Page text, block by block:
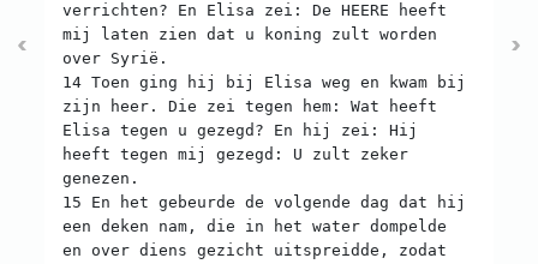
verrichten? En Elisa zei: De HEERE heeft
mij laten zien dat u koning zult worden
over Syrië.
14 Toen ging hij bij Elisa weg en kwam bij
zijn heer. Die zei tegen hem: Wat heeft
Elisa tegen u gezegd? En hij zei: Hij
heeft tegen mij gezegd: U zult zeker
genezen.
15 En het gebeurde de volgende dag dat hij
een deken nam, die in het water dompelde
en over diens gezicht uitspreidde, zodat